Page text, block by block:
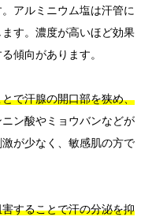
アルミニウム塩は汗管に
す。濃度が高いほど効果
傾向があります。
で汗腺の開口部を狭め、
ン酸やミョウバンなどが
が少なく、敏感肌の方で
することで汗の分泌を抑